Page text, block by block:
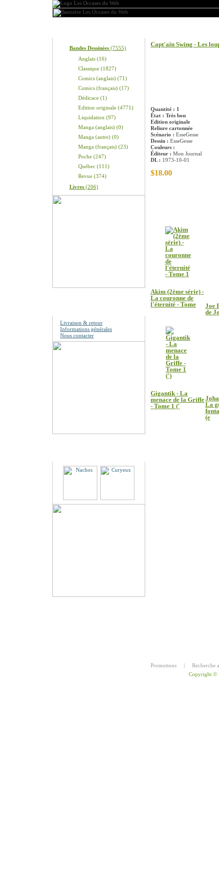
Bandes Dessinées (7555)
Anglais (16)
Classique (1827)
Comics (anglais) (71)
Comics (français) (17)
Dédicace (1)
Edition originale (4771)
Liquidation (97)
Manga (anglais) (0)
Manga (autre) (0)
Manga (français) (23)
Poche (247)
Québec (111)
Revue (374)
Livres (206)
Livraison & retour
Informations générales
Nous contacter
Capt'ain Swing - Les
Quantité : 1
État : Très bon
Edition originale
Reliure cartonnée
Scénario : EsseGesse
Dessin : EsseGesse
Couleurs :
Éditeur : Mon Journal
DL : 1973-10-01
$18.00
Akim (2ème série) -
La couronne de
l'éternité - Tome
Joe
de
Gigantik - La
menace de la Griffe
- Tome 1 ('
La
(e
Promotions |
Recherche
Copyright ©